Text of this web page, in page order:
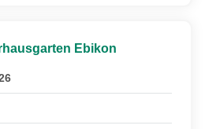
Ebikon